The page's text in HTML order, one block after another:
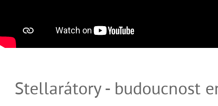
Stellarátory - budoucnost